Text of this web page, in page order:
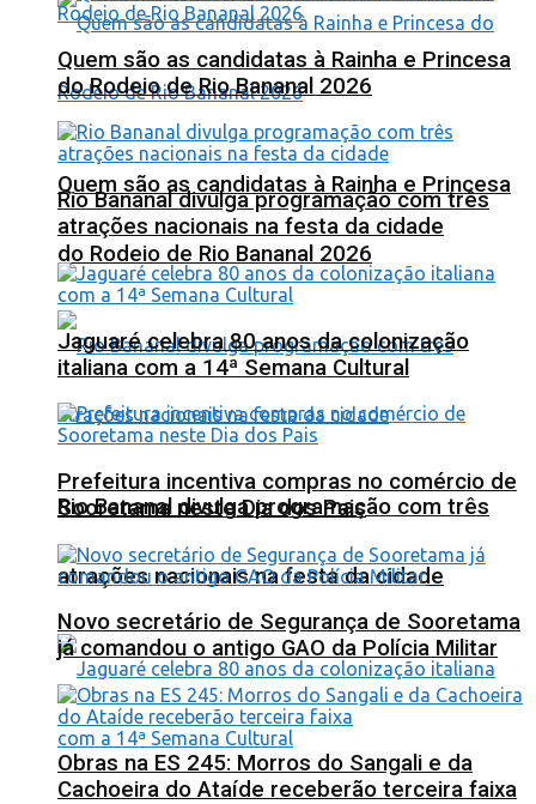
Quem são as candidatas à Rainha e Princesa
do Rodeio de Rio Bananal 2026
Rio Bananal divulga programação com três
atrações nacionais na festa da cidade
Quem são as candidatas à Rainha e Princesa
do Rodeio de Rio Bananal 2026
Rio Bananal divulga programação com três
atrações nacionais na festa da cidade
Jaguaré celebra 80 anos da colonização
italiana com a 14ª Semana Cultural
Prefeitura incentiva compras no comércio de
Sooretama neste Dia dos Pais
Novo secretário de Segurança de Sooretama
já comandou o antigo GAO da Polícia Militar
Obras na ES 245: Morros do Sangali e da
Cachoeira do Ataíde receberão terceira faixa